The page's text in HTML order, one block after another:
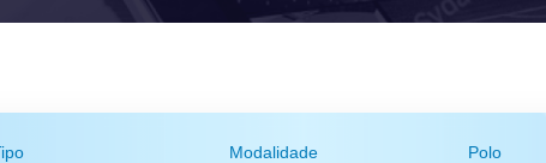
Modalidade Polo